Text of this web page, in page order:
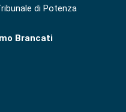
di Potenza
Brancati